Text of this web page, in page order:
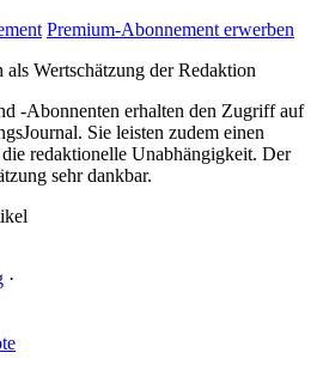
Premium-Abonnement erwerben
Wertschätzung der Redaktion
-Abonnenten erhalten den Zugriff auf
Sie leisten zudem einen
redaktionelle Unabhängigkeit. Der
sehr dankbar.
·